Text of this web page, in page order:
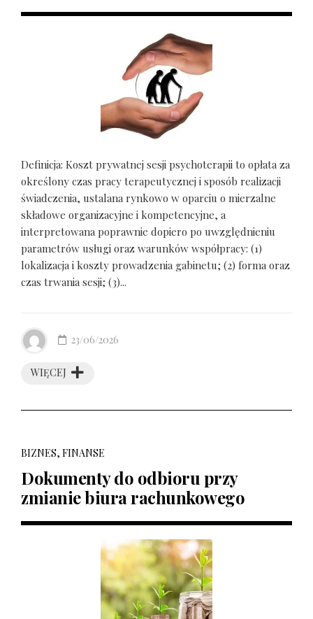
Definicja: Koszt prywatnej sesji psychoterapii to opłata za
określony czas pracy terapeutycznej i sposób realizacji
świadczenia, ustalana rynkowo w oparciu o mierzalne
składowe organizacyjne i kompetencyjne, a
interpretowana poprawnie dopiero po uwzględnieniu
parametrów usługi oraz warunków współpracy: (1)
lokalizacja i koszty prowadzenia gabinetu; (2) forma oraz
czas trwania sesji; (3)...
WIĘCEJ
23/06/2026
BIZNES, FINANSE
Dokumenty do odbioru przy
zmianie biura rachunkowego